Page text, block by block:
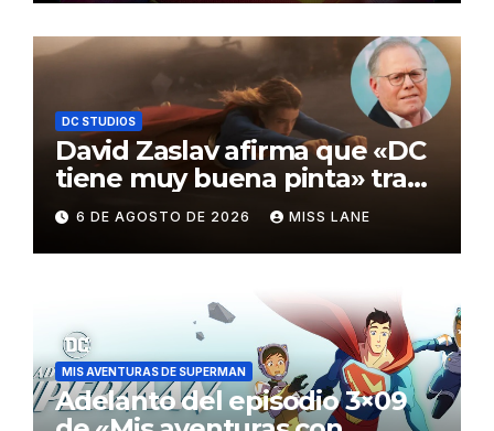
DC STUDIOS
David Zaslav afirma que «DC
tiene muy buena pinta» tras
el fracaso de «Supergirl»
6 DE AGOSTO DE 2026 MISS LANE
MIS AVENTURAS DE SUPERMAN
Adelanto del episodio 3×09